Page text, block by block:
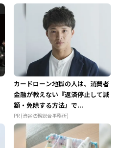
カードローン地獄の人は、消費者
金融が教えない『返済停止して減
額・免除する方法』で...
PR (渋谷法務総合事務所)